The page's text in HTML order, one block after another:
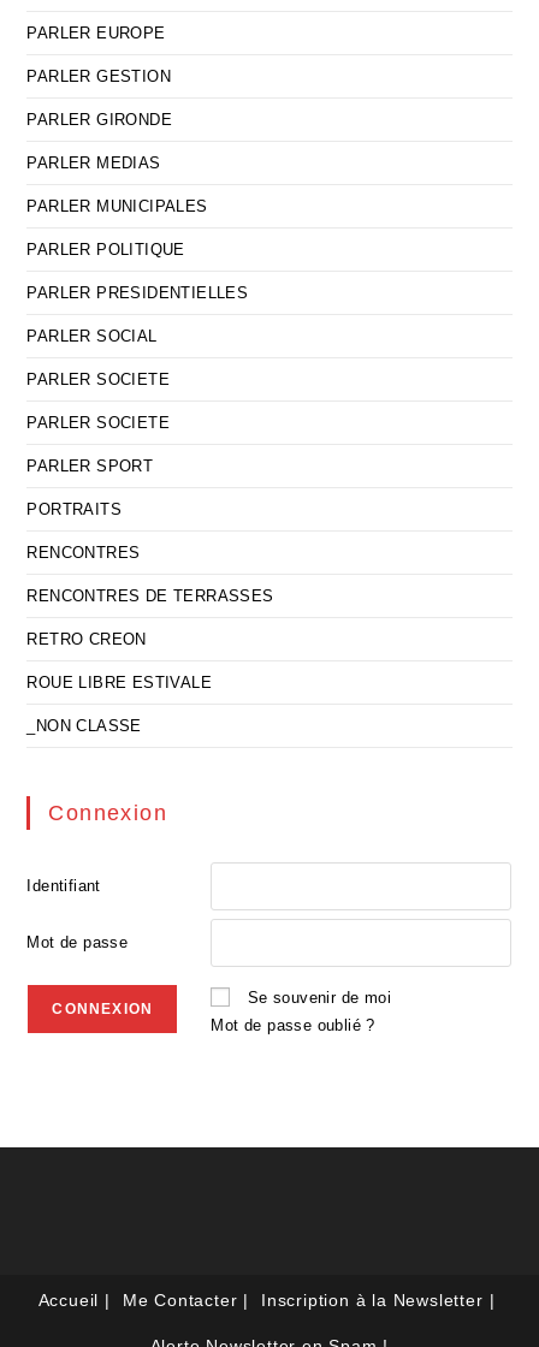
PARLER EUROPE
PARLER GESTION
PARLER GIRONDE
PARLER MEDIAS
PARLER MUNICIPALES
PARLER POLITIQUE
PARLER PRESIDENTIELLES
PARLER SOCIAL
PARLER SOCIETE
PARLER SOCIETE
PARLER SPORT
PORTRAITS
RENCONTRES
RENCONTRES DE TERRASSES
RETRO CREON
ROUE LIBRE ESTIVALE
_NON CLASSE
Connexion
Identifiant
Mot de passe
Se souvenir de moi
Mot de passe oublié ?
Accueil Me Contacter Inscription à la Newsletter